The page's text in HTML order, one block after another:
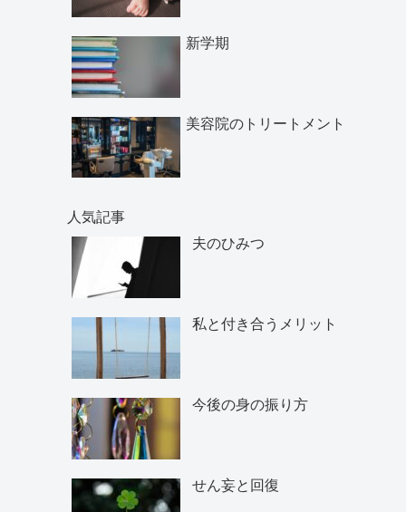
新学期
美容院のトリートメント
人気記事
夫のひみつ
私と付き合うメリット
今後の身の振り方
せん妄と回復